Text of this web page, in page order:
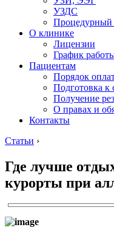
УЗДС
Процедурный
О клинике
Лицензии
График
Пациентам
Порядок
Подготовка к
Получение
О правах и
Контакты
Статьи ›
Где лучше
курорты при